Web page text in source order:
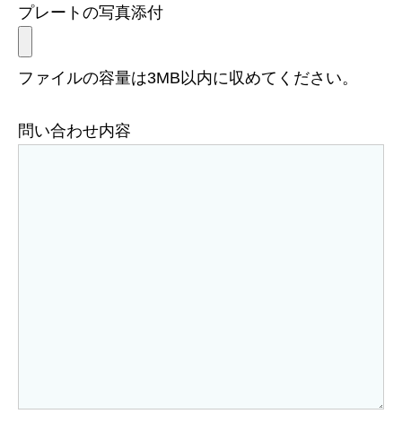
プレートの写真添付
ファイルの容量は3MB以内に収めてください。
問い合わせ内容